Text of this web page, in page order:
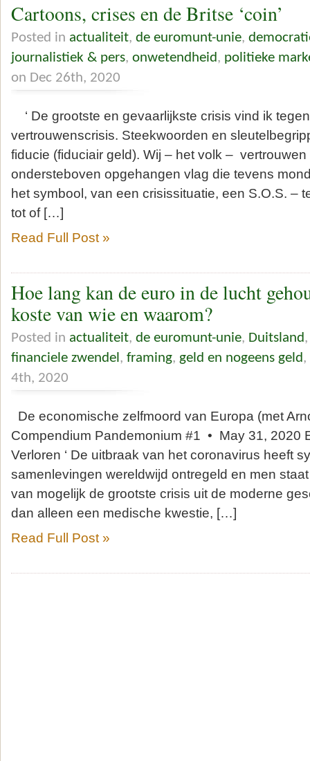
Cartoons, crises en de Britse ‘coin’
Posted in actualiteit, de euromunt-unie,
journalistiek & pers, onwetendheid, politieke
on Dec 26th, 2020
‘ De grootste en gevaarlijkste crisis vind ik
vertrouwenscrisis. Steekwoorden en
fiducie (fiduciair geld). Wij – het volk –
ondersteboven opgehangen vlag die tevens
het symbool, van een crisissituatie, een S.O.S. –
tot of […]
Read Full Post »
Hoe lang kan de euro in de lucht
koste van wie en waarom?
Posted in actualiteit, de euromunt-unie, Duitsland
financiele zwendel , framing, geld en nogeens geld,
4th, 2020
De economische zelfmoord van Europa (met
Compendium Pandemonium #1 • May 31, 2020
Verloren ‘ De uitbraak van het coronavirus heeft
samenlevingen wereldwijd ontregeld en men
van mogelijk de grootste crisis uit de moderne
dan alleen een medische kwestie, […]
Read Full Post »